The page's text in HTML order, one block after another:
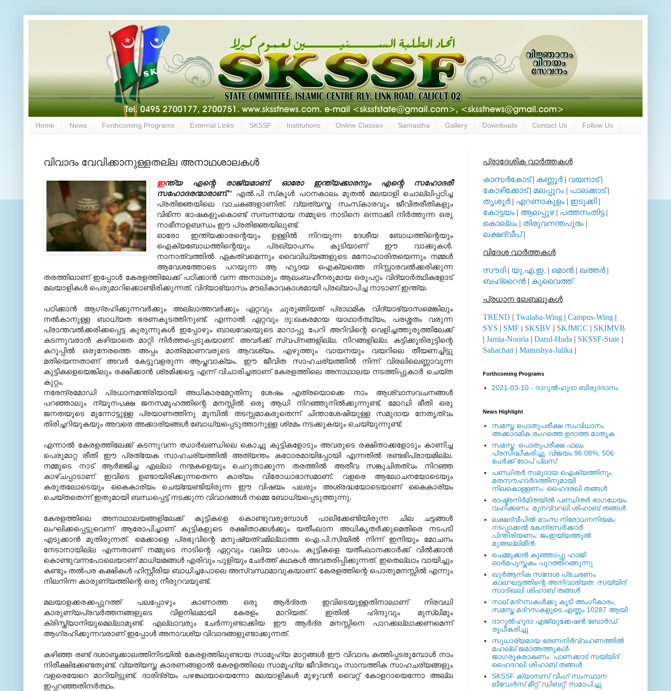
Home News Forthcoming Programs External Links SKSSF Institutions Online Classes Samastha Gallery Downloads Contact Us Follow Us
വിവാദം വേവിക്കാനുള്ളതല്ല അനാഥശാലകള്‍
ഇന്ത്യ എന്റെ രാജ്യമാണ്. ഓരോ ഇന്ത്യക്കാരനും എന്റെ സഹോദരീ
സഹോദരന്മാരാണ്.'' എല്‍.പി സ്‌കൂള്‍ പഠനകാലം മുതല്‍ മലയാളി ചൊല്ലിപ്പഠിച്ച
പ്രതിജ്ഞയിലെ വാചകങ്ങളാണിത്. വ്യത്യസ്ത സംസ്‌കാരവും ജീവിതരീതികളും
വിഭിന്ന ഭാഷകളുംകൊണ്ട് സമ്പന്നമായ നമ്മുടെ നാടിനെ ഒന്നാക്കി നിര്‍ത്തുന്ന ഒരു
നാഭീനാളബന്ധം ഈ പ്രതിജ്ഞയിലുണ്ട്.
ഓരോ ഇന്ത്യക്കാരന്റെയും ഉള്ളില്‍ നിറയുന്ന ദേശീയ ബോധത്തിന്റെയും
ഐക്യബോധത്തിന്റെയും പ്രഖ്യാപനം കൂടിയാണ് ഈ വാക്കുകള്‍.
നാനാത്വത്തില്‍ ഏകത്വമെന്നും വൈവിധ്യങ്ങളുടെ മനോഹാരിതയെന്നും നമ്മള്‍
ആവേശത്തോടെ പറയുന്ന ആ ഹൃദയ ഐക്യത്തെ നിസ്സാരവല്‍ക്കരിക്കുന്ന
തരത്തിലാണ് ഇപ്പോള്‍ കേരളത്തിലേക്ക് പഠിക്കാന്‍ വന്ന അനാഥരും ആലംബഹീനരുമായ ഒരുപറ്റം വിദ്യാര്‍ത്ഥികളോട്
മലയാളികള്‍ പെരുമാറിക്കൊണ്ടിരിക്കുന്നത്. വിദ്യാഭ്യാസം മൗലികാവകാശമായി പ്രഖ്യാപിച്ച നാടാണ് ഇന്ത്യ.
പഠിക്കാന്‍ ആഗ്രഹിക്കുന്നവര്‍ക്കും അല്ലാത്തവര്‍ക്കും ഏറ്റവും ചുരുങ്ങിയത് പ്രാഥമിക വിദ്യാഭ്യാസമെങ്കിലും
നല്‍കാനുള്ള ബാധ്യത ഭരണകൂടത്തിനുണ്ട്. എന്നാല്‍ ഏറ്റവും ദു:ഖകരമായ യാഥാര്‍ത്ഥ്യം, പരശ്ശതം വരുന്ന
പ്രാന്തവല്‍ക്കരിക്കപ്പെട്ട കുരുന്നുകള്‍ ഇപ്പോഴും ബാലവേലയുടെ മാറാപ്പു പേറി അറിവിന്റെ വെളിച്ചത്തുരുത്തിലേക്ക്
കടന്നുവരാന്‍ കഴിയാതെ മാറ്റി നിര്‍ത്തപ്പെടുകയാണ്. അവര്‍ക്ക് സ്വപ്‌നങ്ങളില്ല. നിറങ്ങളില്ല. കട്ടിക്കൂരിരുട്ടിന്റെ
കറുപ്പില്‍ ഒരുനേരത്തെ അപ്പം മാത്രമാണവരുടെ ആവശ്യം. എഴുത്തും വായനയും വയറിലെ തീയണച്ചിട്ടു
മതിയെന്നതാണ് അവര്‍ കേട്ടുവളരുന്ന ആപ്തവാക്യം. ഈ ജീവിത സാഹചര്യത്തില്‍ നിന്ന് വിരലിലെണ്ണാവുന്ന
കുട്ടികളെയെങ്കിലും രക്ഷിക്കാന്‍ ശ്രമിക്കട്ടെ എന്ന് വിചാരിച്ചതാണ് കേരളത്തിലെ അനാഥാലയ നടത്തിപ്പുകാര്‍ ചെയ്ത
കുറ്റം.
നരേന്ദ്രമോഡി പ്രധാനമന്ത്രിയായി അധികാരമേറ്റതിനു ശേഷം എത്രയൊക്കെ നാം ആശ്വാസവചനങ്ങള്‍
പറഞ്ഞാലും ന്യൂനപക്ഷ ജനസമൂഹത്തിന്റെ മനസ്സില്‍ ഒരു ആധി നിറഞ്ഞുനില്‍ക്കുന്നുണ്ട്. മോഡി ഭീതി ഒരു
ജനതയുടെ മുന്നോട്ടുള്ള പ്രയാണത്തിനു മുമ്പില്‍ തടസ്സമാകരുതെന്ന് ചിന്താശേഷിയുള്ള സമുദായ നേതൃത്വം
തിരിച്ചറിയുകയും അവരെ അക്കാര്യങ്ങള്‍ ബോധ്യപ്പെടുത്താനുള്ള ശ്രമം നടക്കുകയും ചെയ്യുന്നുണ്ട്.
എന്നാല്‍ കേരളത്തിലേക്ക് കടന്നുവന്ന ഝാര്‍ഖണ്ഡിലെ കൊച്ചു കുട്ടികളോടും അവരുടെ രക്ഷിതാക്കളോടും കാണിച്ച
പെരുമാറ്റ രീതി ഈ പ്രത്യേക സാഹചര്യത്തില്‍ അത്യന്തം കഠോരമായിപ്പോയി എന്നതില്‍ രണ്ടഭിപ്രായമില്ല.
നമ്മുടെ നാട് ആര്‍ജ്ജിച്ച എല്ലാ നന്മകളെയും ചെറുതാക്കുന്ന തരത്തില്‍ അതീവ സങ്കുചിതത്വം നിറഞ്ഞ
കാഴ്ചപ്പാടാണ് ഇവിടെ ഉണ്ടായിരിക്കുന്നതെന്ന കാര്യം വിരോധാഭാസമാണ്. വളരെ ആലോചനയോടെയും
കരുതലോടെയും കൈകാര്യം ചെയ്യേണ്ടിയിരുന്ന ഈ വിഷയം പലരും അശ്രദ്ധയോടെയാണ് കൈകാര്യം
ചെയ്തതെന്ന് ഇതുമായി ബന്ധപ്പെട്ട് നടക്കുന്ന വിവാദങ്ങള്‍ നമ്മെ ബോധ്യപ്പെടുത്തുന്നു.
കേരളത്തിലെ അനാഥാലയങ്ങളിലേക്ക് കുട്ടികളെ കൊണ്ടുവരുമ്പോള്‍ പാലിക്കേണ്ടിയിരുന്ന ചില ചട്ടങ്ങള്‍
ലംഘിക്കപ്പെട്ടുവെന്ന് ആരോപിച്ചാണ് കുട്ടികളുടെ രക്ഷിതാക്കള്‍ക്കും യതീംഖാന അധികൃതര്‍ക്കുമെതിരെ നടപടി
എടുക്കാന്‍ മുതിരുന്നത്. മെക്കാളെ പ്രഭുവിന്റെ മനുഷ്യത്വമില്ലാത്ത ഐ.പി.സിയില്‍ നിന്ന് ഇനിയും മോചനം
നേടാനായില്ല എന്നതാണ് നമ്മുടെ നാടിന്റെ ഏറ്റവും വലിയ ശാപം. കുട്ടികളെ യതീംഖാനക്കാര്‍ക്ക് വില്‍ക്കാന്‍
കൊണ്ടുവന്നപോലെയാണ് മാധ്യമങ്ങള്‍ എരിവും പുളിയും ചേര്‍ത്ത് കഥകള്‍ അവതരിപ്പിക്കുന്നത്. ഇതെല്ലാം വായിച്ചും
കണ്ടും തല്‍പര കക്ഷികള്‍ ഹിസ്റ്റീരിയ ബാധിച്ചപോലെ അസ്വസ്ഥമാവുകയാണ്. കേരളത്തിന്റെ പൊതുമനസ്സില്‍ എന്നും
നിലനിന്ന കാരുണ്യത്തിന്റെ ഒരു നീരുറവയുണ്ട്.
മലയാളക്കരക്കപ്പുറത്ത് പലപ്പോഴും കാണാത്ത ഒരു ആര്‍ദ്രത ഇവിടെയുള്ളതിനാലാണ് നിരവധി
കാരുണ്യപ്രവര്‍ത്തനങ്ങളുടെ വിളനിലമായി കേരളം മാറിയത്. ഇതില്‍ ഹിന്ദുവും മുസ്‌ലിമും
ക്രിസ്ത്യാനിയുമെല്ലാമുണ്ട്. എല്ലാവരും ചേര്‍ന്നുണ്ടാക്കിയ ഈ ആര്‍ദ്ര മനസ്സിനെ പാറക്കല്ലാക്കണമെന്ന്
ആഗ്രഹിക്കുന്നവരാണ് ഇപ്പോള്‍ അനാവശ്യ വിവാദങ്ങളുണ്ടാക്കുന്നത്.
കഴിഞ്ഞ രണ്ട് ദശാബ്ദക്കാലത്തിനിടയില്‍ കേരളത്തിലുണ്ടായ സാമൂഹ്യ മാറ്റങ്ങള്‍ ഈ വിവാദം കത്തിപ്പടരുമ്പോള്‍ നാം
നിരീക്ഷിക്കേണ്ടതുണ്ട്. വ്യത്യസ്ത കാരണങ്ങളാല്‍ കേരളത്തിലെ സാമൂഹ്യ ജീവിതവും സാമ്പത്തിക സാഹചര്യങ്ങളും
വളരെയേറെ മാറിയിട്ടുണ്ട്. ദാരിദ്ര്യം പഴങ്കഥയായെന്നോ മലയാളികള്‍ മുഴുവന്‍ വൈറ്റ് കോളറായെന്നോ അല്ല
ഇപ്പറഞ്ഞതിനര്‍ത്ഥം.
പ്രാദേശിക വാര്‍ത്തകള്‍
കാസര്‍കോട്| കണ്ണൂര്‍| വയനാട്|
കോഴിക്കോട്| മലപ്പുറം | പാലക്കാട്|
തൃശൂര്‍| എറണാകുളം | ഇടുക്കി|
കോട്ടയം | ആലപ്പുഴ| പത്തനംതിട്ട|
കൊല്ലം | തിരുവനന്തപുരം |
ലക്ഷദ്വീപ്|
വിദേശ വാര്‍ത്തകള്‍
സൗദി| യു.എ.ഇ. | ഒമാന്‍ | ഖത്തര്‍|
ബഹ്റൈന്‍ | കുവൈത്ത്
പ്രധാന ലേബലുകള്‍
TREND | Twalaba-Wing | Campus-Wing |
SYS | SMF | SKSBV | SKJMCC | SKIMVB
| Jamia-Nooria | Darul-Huda | SKSSF-State |
Sahachari | Manushya-Jalika |
Forthcoming Programs
2021-03-10 - ദാറുല്‍ഹുദാ ബിരുദദാനം
News Highlight
സമസ്ത പൊതുപരീക്ഷ സംവിധാനം
അക്കാദമിക രംഗത്തെ ഉദാത്ത മാതൃക
സമസ്ത: പൊതുപരീക്ഷ ഫലം
പ്രസിദ്ധീകരിച്ചു. വിജയം 96.08%, 506
പേര്‍ക്ക് ടോപ് പ്ലസ്.
പണ്ഡിതര്‍ സമുദായ ഐക്യത്തിനും
മതസൗഹാര്‍ദത്തിനുമായി
നിലകൊള്ളണം: ഹൈദരലി തങ്ങള്‍
രാഷ്ട്രനിര്‍മിതയില്‍ പണ്ഡിതര്‍ ഭാഗധേയം
വഹിക്കണം: മുനവ്വറലി ശിഹാബ് തങ്ങള്‍
ലക്ഷദ്വീപില്‍ മാംസ നിരോധനനിയമം
നടപ്പാക്കല്‍ കേന്ദ്രസര്‍ക്കാര്‍
പിന്തിരിയണം: ജംഇയ്യത്തുല്‍
മുഅല്ലിമീന്‍
ചെമ്മുക്കന്‍ കുഞ്ഞാപ്പു ഹാജി
ഓര്‍മപുസ്തകം പുറത്തിറങ്ങുന്നു
ഖുര്‍ആനിക സന്ദേശ പ്രചരണം
കാലഘട്ടത്തിന്റെ അനിവാര്യത: സയ്യിദ്
സാദിഖലി ശിഹാബ് തങ്ങള്‍
നാല് മദ്‌റസകള്‍ക്കു കൂടി അംഗീകാരം;
സമസ്ത മദ്‌റസകളുടെ എണ്ണം 10287 ആയി
ദാറുല്‍ഹുദാ എജ്യുക്കേഷന്‍ ബോര്‍ഡ്
രൂപീകരിച്ചു
സുധാര്യമായ ഭരണനിര്‍വ്വഹണത്തില്‍
മഹല്ല് ജമാഅത്തുകള്‍
ജാഗരൂകരാകണം: പാണക്കാട് സയ്യിദ്
ഹൈദറലി ശിഹാബ് തങ്ങള്‍
SKSSF ക്യാമ്പസ് വിംഗ് സംസ്ഥാന
ലീഡേർസ് മീറ്റ് 'ഡിബറ്റ്' സമാപിച്ചു